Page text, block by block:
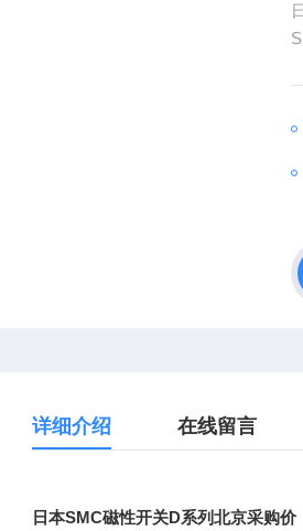
详细介绍 在线留言
日本SMC磁性开关D系列北京采购价